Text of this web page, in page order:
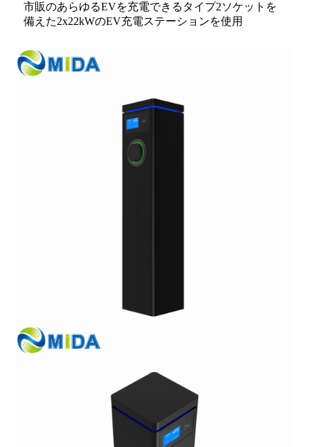
市販のあらゆるEVを充電できるタイプ2ソケットを
備えた2x22kWのEV充電ステーションを使用